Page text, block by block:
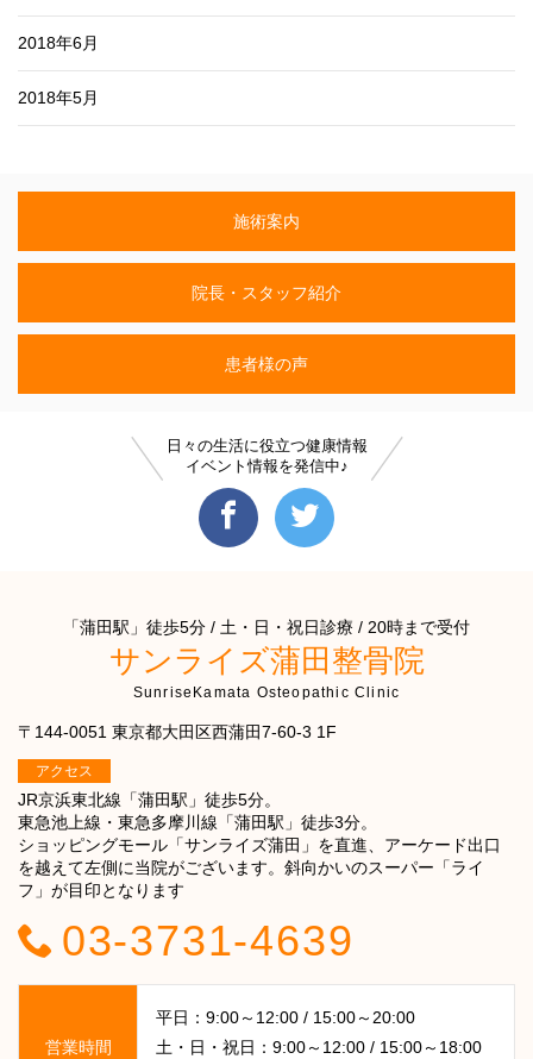
2018年6月
2018年5月
施術案内
院長・スタッフ紹介
患者様の声
日々の生活に役立つ健康情報
イベント情報を発信中♪
「蒲田駅」徒歩5分 / 土・日・祝日診療 / 20時まで受付
サンライズ蒲田整骨院
SunriseKamata Osteopathic Clinic
〒144-0051 東京都大田区西蒲田7-60-3 1F
アクセス
JR京浜東北線「蒲田駅」徒歩5分。
東急池上線・東急多摩川線「蒲田駅」徒歩3分。
ショッピングモール「サンライズ蒲田」を直進、アーケード出口
を越えて左側に当院がございます。斜向かいのスーパー「ライ
フ」が目印となります
03-3731-4639
営業時間
平日：9:00～12:00 / 15:00～20:00
土・日・祝日：9:00～12:00 / 15:00～18:00